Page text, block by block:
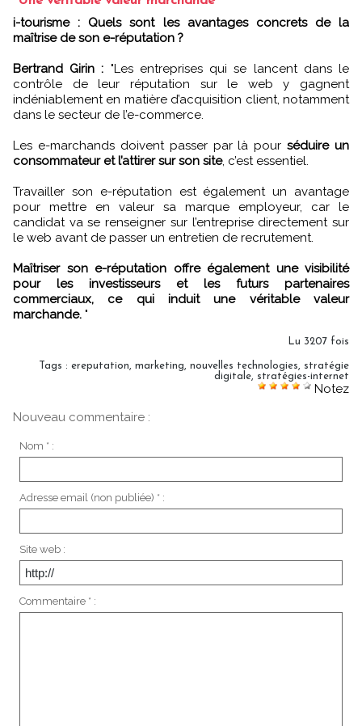
i-tourisme : Quels sont les avantages concrets de la
maîtrise de son e-réputation ?
Bertrand Girin : "Les entreprises qui se lancent dans le
contrôle de leur réputation sur le web y gagnent
indéniablement en matière d’acquisition client, notamment
dans le secteur de l’e-commerce.
Les e-marchands doivent passer par là pour séduire un
consommateur et l’attirer sur son site, c’est essentiel.
Travailler son e-réputation est également un avantage
pour mettre en valeur sa marque employeur, car le
candidat va se renseigner sur l’entreprise directement sur
le web avant de passer un entretien de recrutement.
Maîtriser son e-réputation offre également une visibilité
pour les investisseurs et les futurs partenaires
commerciaux, ce qui induit une véritable valeur
marchande. "
Lu 3207 fois
Tags : ereputation, marketing, nouvelles technologies, stratégie
digitale, stratégies-internet
Notez
Nouveau commentaire :
Nom * :
Adresse email (non publiée) * :
Site web :
Commentaire * :